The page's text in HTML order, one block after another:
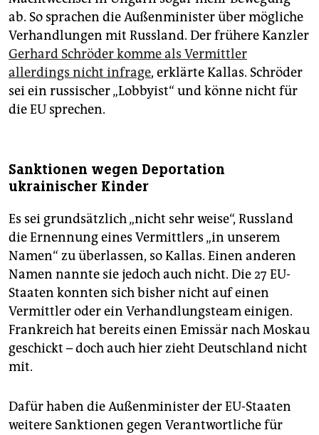
ab. So sprachen die Außenminister über mögliche
Verhandlungen mit Russland. Der frühere Kanzler
Gerhard Schröder komme als Vermittler
allerdings nicht infrage, erklärte Kallas. Schröder
sei ein russischer „Lobbyist“ und könne nicht für
die EU sprechen.
Sanktionen wegen Deportation
ukrainischer Kinder
Es sei grundsätzlich „nicht sehr weise“, Russland
die Ernennung eines Vermittlers „in unserem
Namen“ zu überlassen, so Kallas. Einen anderen
Namen nannte sie jedoch auch nicht. Die 27 EU-
Staaten konnten sich bisher nicht auf einen
Vermittler oder ein Verhandlungsteam einigen.
Frankreich hat bereits einen Emissär nach Moskau
geschickt – doch auch hier zieht Deutschland nicht
mit.
Dafür haben die Außenminister der EU-Staaten
weitere Sanktionen gegen Verantwortliche für